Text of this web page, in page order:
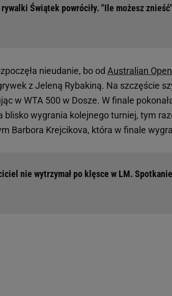
Świątek powróciły. "Ile możesz znieść"
nieudanie, bo od Australian Open
z Jeleną Rybakiną. Na szczęście
w WTA 500 w Dosze. W finale
blisko wygrania kolejnego turniej, tym
Barbora Krejcikova, która w finale
nie wytrzymał po klęsce w LM.